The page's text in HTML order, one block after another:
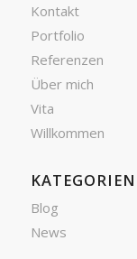
Kontakt
Portfolio
Referenzen
Über mich
Vita
Willkommen
KATEGORIEN
Blog
News